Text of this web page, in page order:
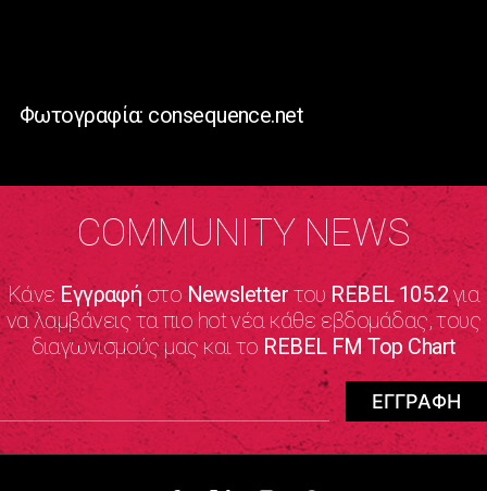
Φωτογραφία: consequence.net
COMMUNITY NEWS
Κάνε Εγγραφήστο NewsletterτουREBEL 105.2για
να λαμβάνεις τα πιο hot νέα κάθε εβδομάδας, τους
διαγωνισμούς μας και το REBEL FM Top Chart